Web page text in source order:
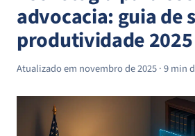
advocacia: guia de
produtividade 2025
Atualizado em novembro de 2025 · 9 min